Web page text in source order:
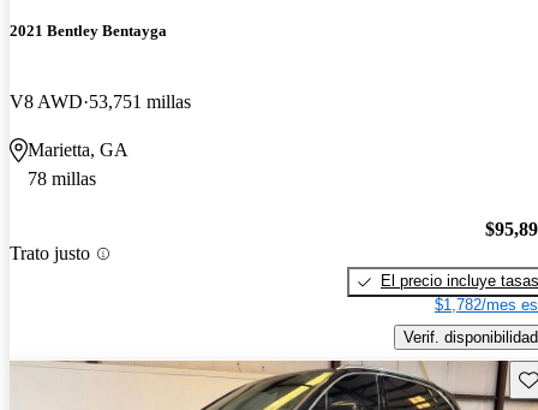
2021 Bentley Bentayga
V8 AWD 53,751 millas
Marietta, GA
78 millas
Trato justo
El precio incluye tasas
$1,782/mes
Verif. disponibilidad